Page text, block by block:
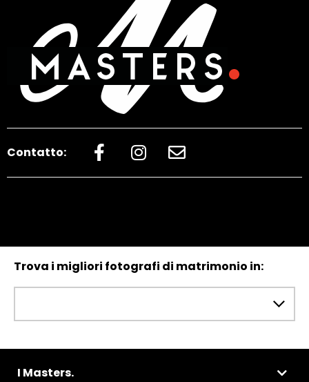
Contatto:
Trova i migliori fotografi di matrimonio in:
I Masters.